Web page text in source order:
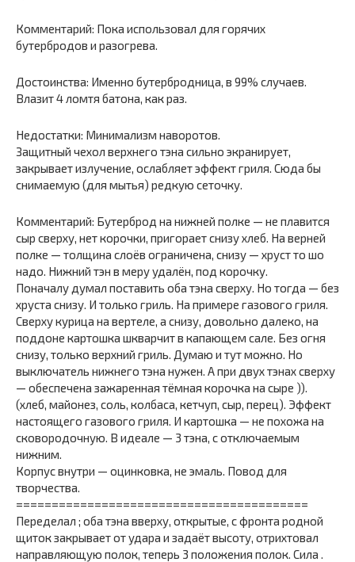
Комментарий: Пока использовал для горячих
бутербродов и разогрева.
Достоинства: Именно бутербродница, в 99% случаев.
Влазит 4 ломтя батона, как раз.
Недостатки: Минимализм наворотов.
Защитный чехол верхнего тэна сильно экранирует,
закрывает излучение, ослабляет эффект гриля. Сюда бы
снимаемую (для мытья) редкую сеточку.
Комментарий: Бутерброд на нижней полке — не плавится
сыр сверху, нет корочки, пригорает снизу хлеб. На верней
полке — толщина слоёв ограничена, снизу — хруст то шо
надо. Нижний тэн в меру удалён, под корочку.
Поначалу думал поставить оба тэна сверху. Но тогда — без
хруста снизу. И только гриль. На примере газового гриля.
Сверху курица на вертеле, а снизу, довольно далеко, на
поддоне картошка шкварчит в капающем сале. Без огня
снизу, только верхний гриль. Думаю и тут можно. Но
выключатель нижнего тэна нужен. А при двух тэнах сверху
— обеспечена зажаренная тёмная корочка на сыре )).
(хлеб, майонез, соль, колбаса, кетчуп, сыр, перец). Эффект
настоящего газового гриля. И картошка — не похожа на
сковородочную. В идеале — 3 тэна, с отключаемым
нижним.
Корпус внутри — оцинковка, не эмаль. Повод для
творчества.
=========================================
Переделал ; оба тэна вверху, открытые, с фронта родной
щиток закрывает от удара и задаёт высоту, отрихтовал
направляющую полок, теперь 3 положения полок. Сила .